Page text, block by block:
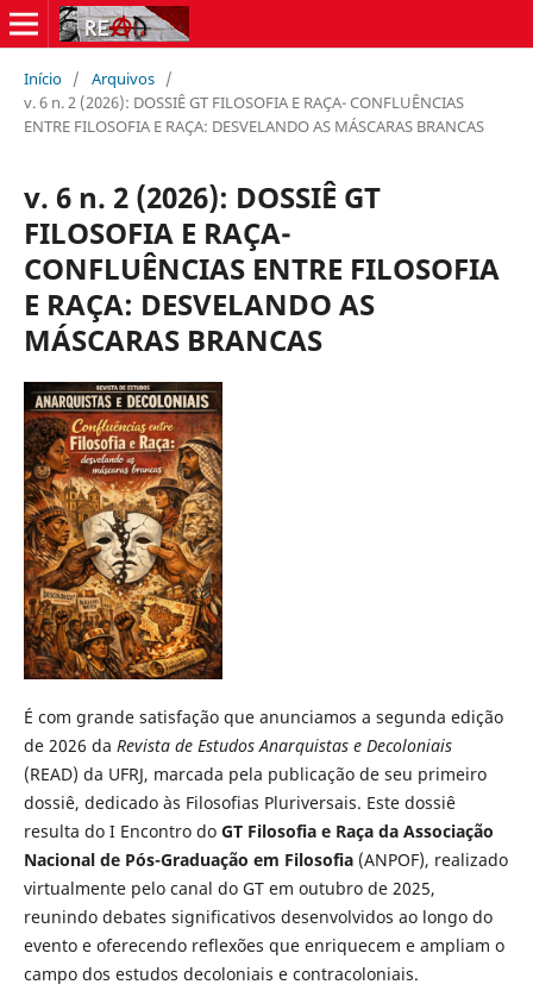
Início / Arquivos /
v. 6 n. 2 (2026): DOSSIÊ GT FILOSOFIA E RAÇA- CONFLUÊNCIAS
ENTRE FILOSOFIA E RAÇA: DESVELANDO AS MÁSCARAS BRANCAS
v. 6 n. 2 (2026): DOSSIÊ GT
FILOSOFIA E RAÇA-
CONFLUÊNCIAS ENTRE FILOSOFIA
E RAÇA: DESVELANDO AS
MÁSCARAS BRANCAS
É com grande satisfação que anunciamos a segunda edição
de 2026 da Revista de Estudos Anarquistas e Decoloniais
(READ) da UFRJ, marcada pela publicação de seu primeiro
dossiê, dedicado às Filosofias Pluriversais. Este dossiê
resulta do I Encontro do GT Filosofia e Raça da Associação
Nacional de Pós-Graduação em Filosofia(ANPOF), realizado
virtualmente pelo canal do GT em outubro de 2025,
reunindo debates significativos desenvolvidos ao longo do
evento e oferecendo reflexões que enriquecem e ampliam o
campo dos estudos decoloniais e contracoloniais.